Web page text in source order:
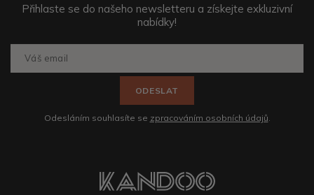
Přihlaste se do našeho newsletteru a získejte exkluzivní
nabídky!
ODESLAT
Odesláním souhlasíte se zpracováním osobních údajů